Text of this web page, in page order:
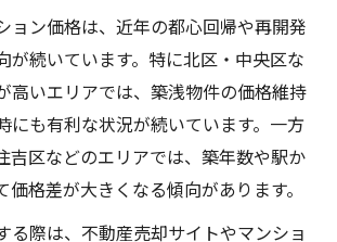
ョン価格は、近年の都心回帰や再開発
が続いています。特に北区・中央区な
高いエリアでは、築浅物件の価格維持
にも有利な状況が続いています。一方
吉区などのエリアでは、築年数や駅か
価格差が大きくなる傾向があります。
る際は、不動産売却サイトやマンショ